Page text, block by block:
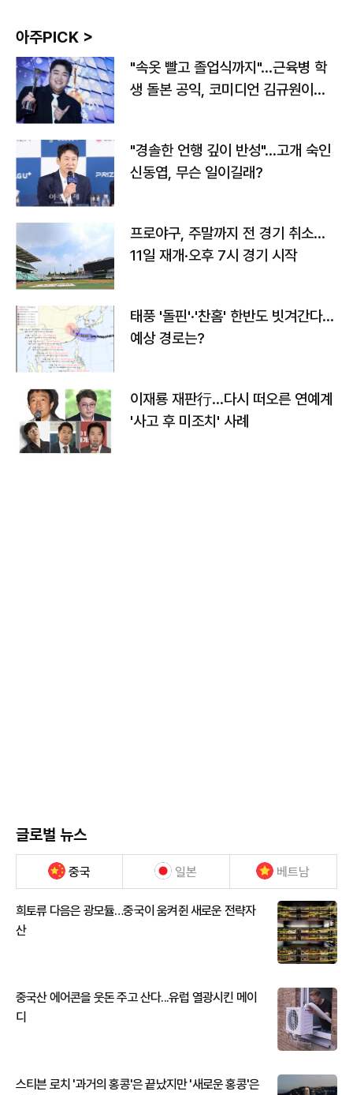
아주PICK >
"속옷 빨고 졸업식까지"…근육병 학
생 돌본 공익, 코미디언 김규원이었
"경솔한 언행 깊이 반성"…고개 숙인
신동엽, 무슨 일이길래?
프로야구, 주말까지 전 경기 취소…
11일 재개·오후 7시 경기 시작
태풍 '돌핀'·'찬홈' 한반도 빗겨간다…
예상 경로는?
이재룡 재판行…다시 떠오른 연예계
'사고 후 미조치' 사례
글로벌 뉴스
중국 일본 베트남
희토류 다음은 광모듈…중국이 움켜쥔 새로운 전략자
산
중국산 에어콘을 웃돈 주고 산다...유럽 열광시킨 메이
디
스티븐 로치 '과거의 홍콩'은 끝났지만 '새로운 홍콩'은